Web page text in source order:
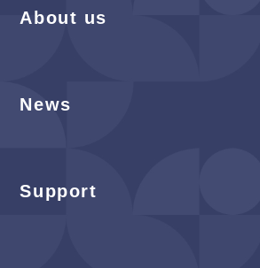
About us
News
Support